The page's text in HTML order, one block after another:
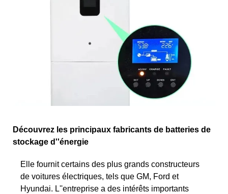
Découvrez les principaux fabricants de batteries de
stockage d''énergie
Elle fournit certains des plus grands constructeurs
de voitures électriques, tels que GM, Ford et
Hyundai. L''entreprise a des intérêts importants